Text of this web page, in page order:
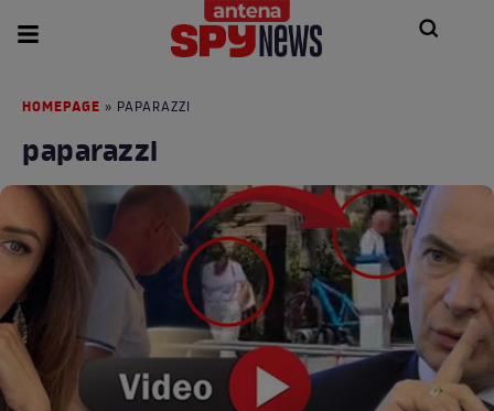
HOMEPAGE » PAPARAZZI
paparazzi